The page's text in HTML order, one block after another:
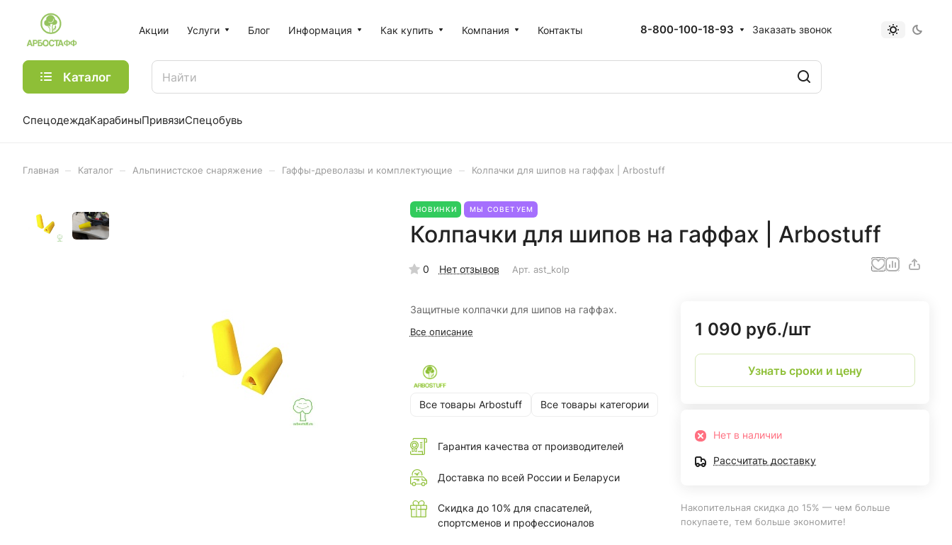
Акции Услуги Блог Информация Как купить Компания Контакты 8-800-100-18-93 Заказать звонок
Каталог
СпецодеждаКарабиныПривязиСпецобувь
Главная Каталог Альпинистское снаряжение Гаффы-древолазы и комплектующие Колпачки для шипов на гаффах | Arbostuff
НОВИНКИ МЫ СОВЕТУЕМ
Колпачки для шипов на гаффах | Arbostuff
0 Нет отзывов Арт. ast_kolp
Защитные колпачки для шипов на гаффах.
Все описание
Все товары Arbostuff Все товары категории
Гарантия качества от производителей
Доставка по всей России и Беларуси
Скидка до 10% для спасателей,
спортсменов и профессионалов
1 090 руб./шт
Узнать сроки и цену
Нет в наличии
Рассчитать доставку
Накопительная скидка до 15% — чем больше
покупаете, тем больше экономите!